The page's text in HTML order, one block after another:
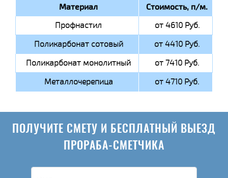
Материал Стоимость, п/м.
Профнастил
от 4610 Руб.
Поликарбонат сотовый
от 4410 Руб.
Поликарбонат монолитный
от 7410 Руб.
Металлочерепица
от 4710 Руб.
ПОЛУЧИТЕ СМЕТУ И БЕСПЛАТНЫЙ ВЫЕЗД
ПРОРАБА-СМЕТЧИКА